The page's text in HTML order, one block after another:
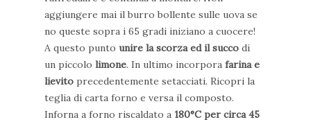
aggiungere mai il burro bollente sulle uova se
no queste sopra i 65 gradi iniziano a cuocere!
A questo punto unire la scorza ed il succo di
un piccolo limone. In ultimo incorpora farina e
lievito precedentemente setacciati. Ricopri la
teglia di carta forno e versa il composto.
Inforna a forno riscaldato a 180°C per circa 45